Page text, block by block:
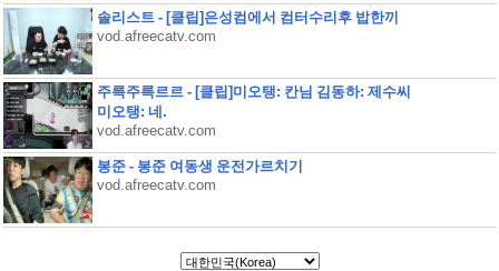
솔리스트 - [클립]은성컴에서 컴터수리후 밥한끼
vod.afreecatv.com
주륵주륵르르 - [클립]미오탱: 칸님 김동하: 제수씨
미오탱: 네.
vod.afreecatv.com
봉준 - 봉준 여동생 운전가르치기
vod.afreecatv.com